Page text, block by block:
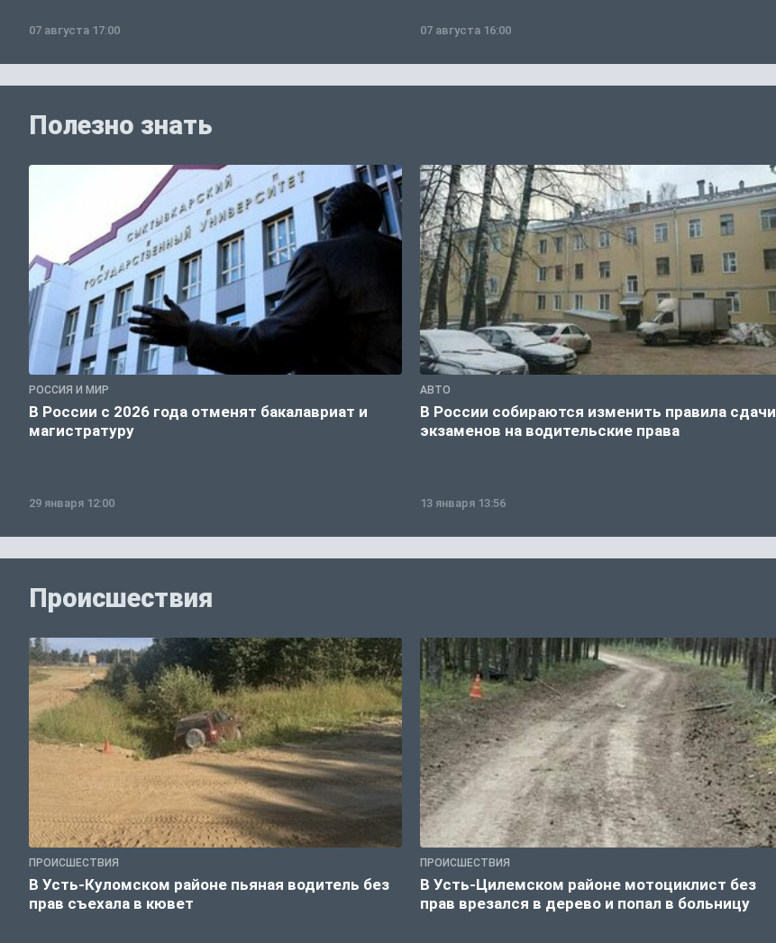
07 августа 17:00 07 августа 16:00
Полезно знать
РОССИЯ И МИР
В России с 2026 года отменят бакалавриат и
магистратуру
29 января 12:00
АВТО
В России собираются изменить правила сдачи
экзаменов на водительские права
13 января 13:56
Происшествия
ПРОИСШЕСТВИЯ
В Усть-Куломском районе пьяная водитель без
прав съехала в кювет
ПРОИСШЕСТВИЯ
В Усть-Цилемском районе мотоциклист без
прав врезался в дерево и попал в больницу